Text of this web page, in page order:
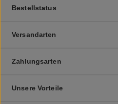
Bestellstatus
Versandarten
Zahlungsarten
Unsere Vorteile